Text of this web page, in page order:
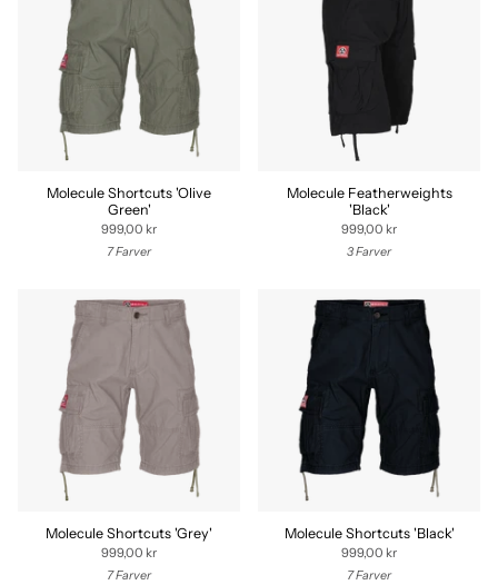
Molecule Shortcuts 'Olive
Green'
999,00 kr
7 Farver
Molecule Featherweights
'Black'
999,00 kr
3 Farver
Molecule Shortcuts 'Grey'
999,00 kr
7 Farver
Molecule Shortcuts 'Black'
999,00 kr
7 Farver